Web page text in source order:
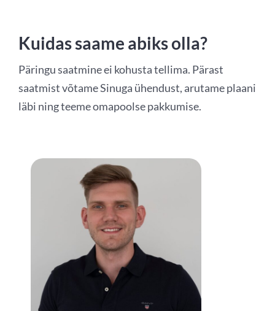
Kuidas saame abiks olla?
Päringu saatmine ei kohusta tellima. Pärast
saatmist võtame Sinuga ühendust, arutame plaani
läbi ning teeme omapoolse pakkumise.